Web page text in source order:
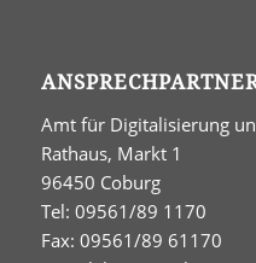
Amt für Digitalisierung
Rathaus, Markt 1
96450 Coburg
Tel: 09561/89 1170
Fax: 09561/89 61170